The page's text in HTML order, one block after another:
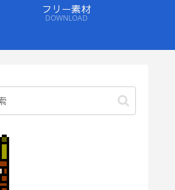
フリー素材
DOWNLOAD